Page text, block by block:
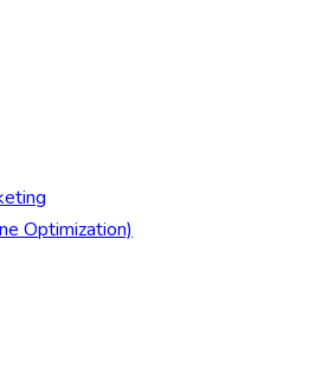
Optimization)